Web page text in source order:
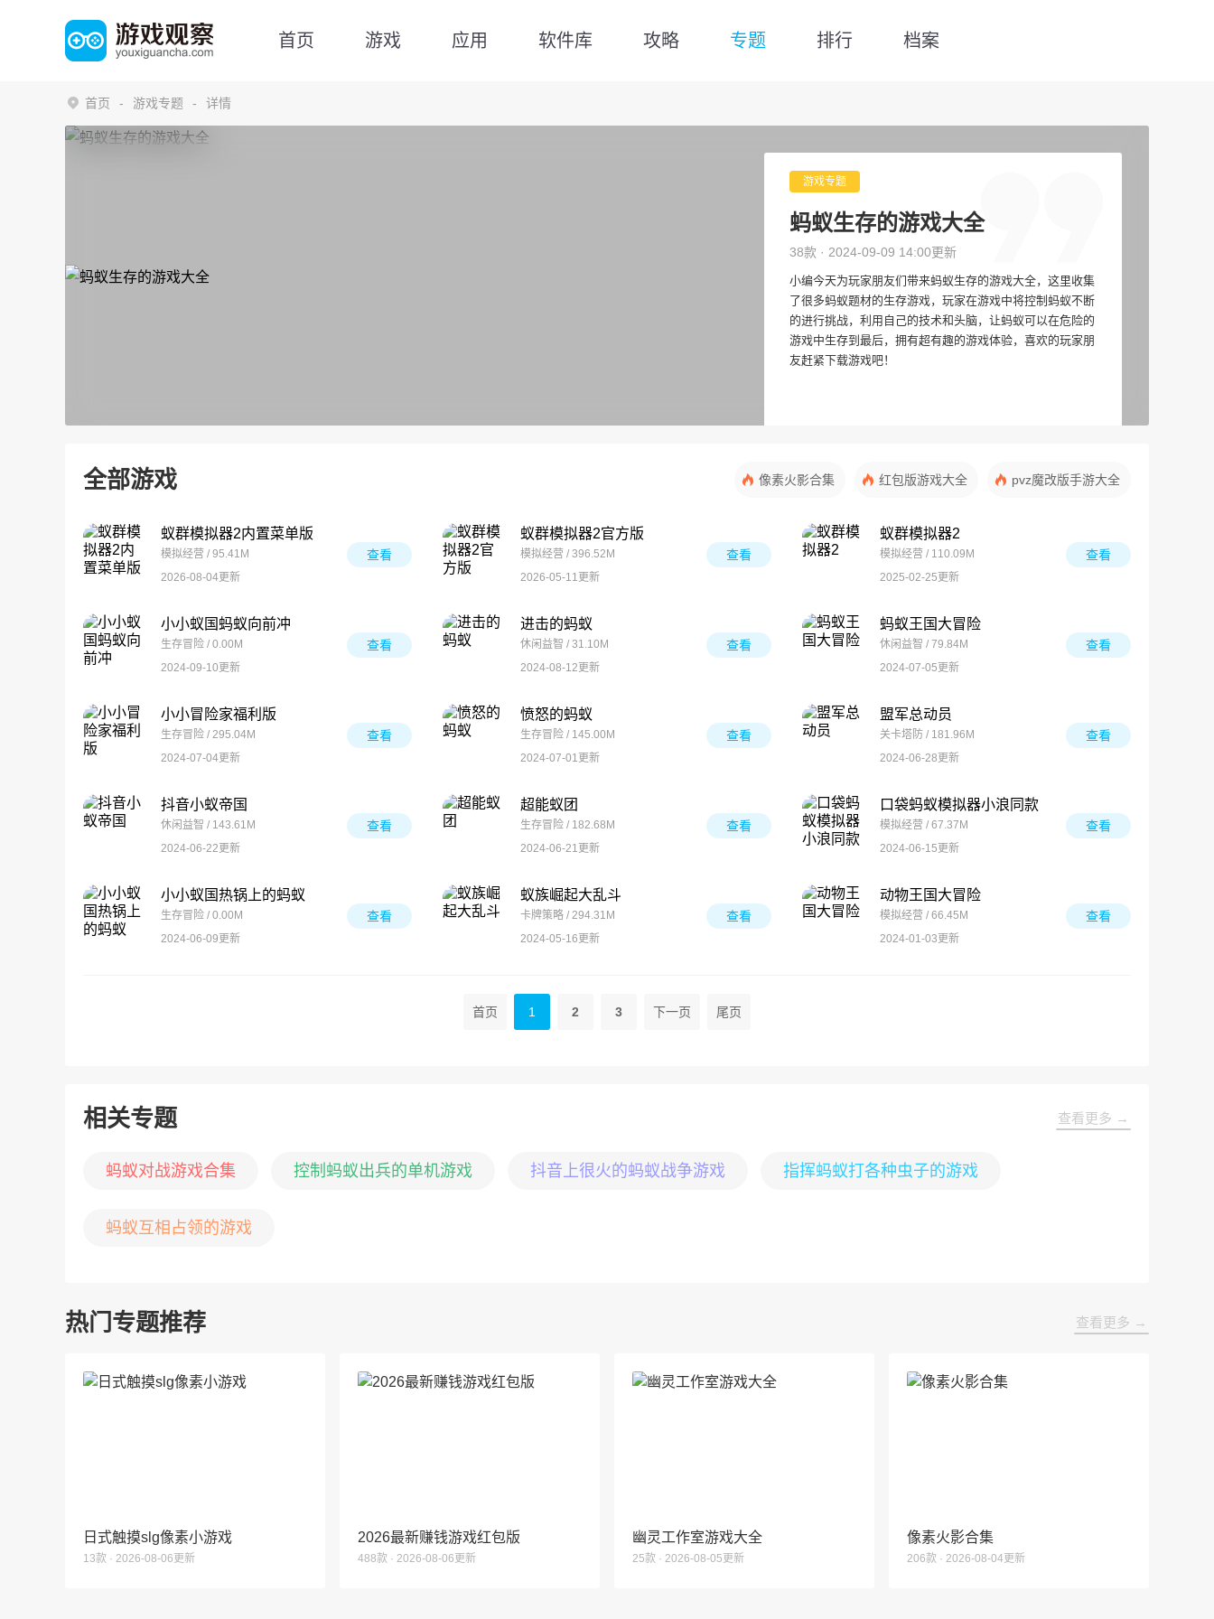
首页 游戏 应用 软件库 攻略 专题 排行 档案
首页 游戏专题 详情
游戏专题
蚂蚁生存的游戏大全
38款 · 2024-09-09 14:00更新
小编今天为玩家朋友们带来蚂蚁生存的游戏大全，这里收集
了很多蚂蚁题材的生存游戏，玩家在游戏中将控制蚂蚁不断
的进行挑战，利用自己的技术和头脑，让蚂蚁可以在危险的
游戏中生存到最后，拥有超有趣的游戏体验，喜欢的玩家朋
友赶紧下载游戏吧！
全部游戏 像素火影合集 红包版游戏大全 pvz魔改版手游大全
蚁群模拟器2内置菜单版
模拟经营 / 95.41M
2026-08-04更新
查看
蚁群模拟器2官方版
模拟经营 / 396.52M
2026-05-11更新
查看
蚁群模拟器2
模拟经营 / 110.09M
2025-02-25更新
查看
小小蚁国蚂蚁向前冲
生存冒险 / 0.00M
2024-09-10更新
查看
进击的蚂蚁
休闲益智 / 31.10M
2024-08-12更新
查看
蚂蚁王国大冒险
休闲益智 / 79.84M
2024-07-05更新
查看
小小冒险家福利版
生存冒险 / 295.04M
2024-07-04更新
查看
愤怒的蚂蚁
生存冒险 / 145.00M
2024-07-01更新
查看
盟军总动员
关卡塔防 / 181.96M
2024-06-28更新
查看
抖音小蚁帝国
休闲益智 / 143.61M
2024-06-22更新
查看
超能蚁团
生存冒险 / 182.68M
2024-06-21更新
查看
口袋蚂蚁模拟器小浪同款
模拟经营 / 67.37M
2024-06-15更新
查看
小小蚁国热锅上的蚂蚁
生存冒险 / 0.00M
2024-06-09更新
查看
蚁族崛起大乱斗
卡牌策略 / 294.31M
2024-05-16更新
查看
动物王国大冒险
模拟经营 / 66.45M
2024-01-03更新
查看
首页 1 2 3 下一页 尾页
相关专题 查看更多 →
蚂蚁对战游戏合集 控制蚂蚁出兵的单机游戏 抖音上很火的蚂蚁战争游戏 指挥蚂蚁打各种虫子的游戏
蚂蚁互相占领的游戏
热门专题推荐 查看更多 →
日式触摸slg像素小游戏
13款 · 2026-08-06更新
2026最新赚钱游戏红包版
488款 · 2026-08-06更新
幽灵工作室游戏大全
25款 · 2026-08-05更新
像素火影合集
206款 · 2026-08-04更新